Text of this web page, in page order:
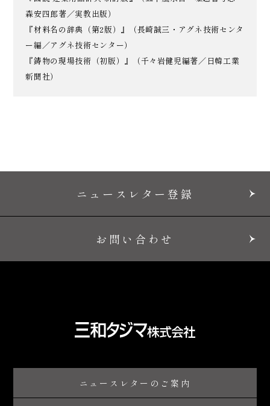
森安四郎著／実教出版）
『材料名の辞典（第2版）』（長崎誠三・アグネ技術センタ
ー編／アグネ技術センター）
『鋳物の現場技術（初版）』（千々岩健児編著／日韓工業
新聞社）
ニュースレター登録
お問い合わせ
ニュースレターのご案内